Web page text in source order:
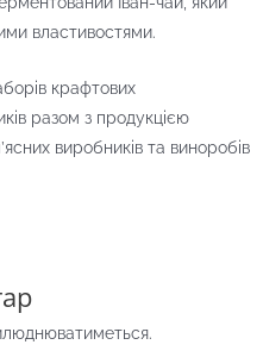
властивостями.
крафтових
разом з продукцією
виробників та виноробів